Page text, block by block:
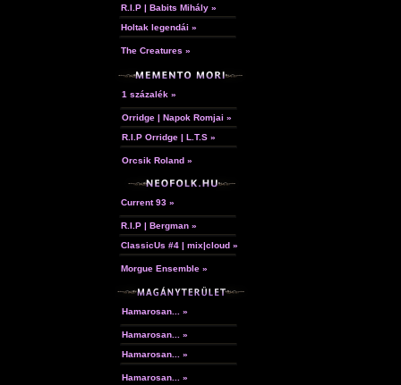
R.I.P | Babits Mihály »
Holtak legendái »
The Creatures »
1 százalék »
Orridge | Napok Romjai »
R.I.P Orridge | L.T.S »
Orcsik Roland »
Current 93 »
R.I.P | Bergman »
ClassicUs #4 | mix|cloud »
Morgue Ensemble »
Hamarosan... »
Hamarosan... »
Hamarosan... »
Hamarosan... »